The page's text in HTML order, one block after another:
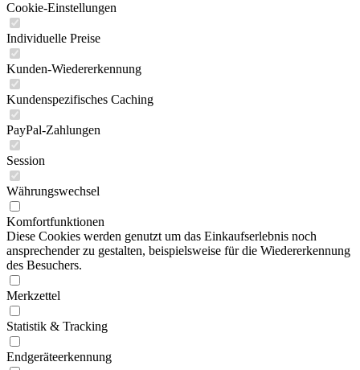
Cookie-Einstellungen
Individuelle Preise
Kunden-Wiedererkennung
Kundenspezifisches Caching
PayPal-Zahlungen
Session
Währungswechsel
Komfortfunktionen
Diese Cookies werden genutzt um das Einkaufserlebnis noch
ansprechender zu gestalten, beispielsweise für die Wiedererkennung
des Besuchers.
Merkzettel
Statistik & Tracking
Endgeräteerkennung